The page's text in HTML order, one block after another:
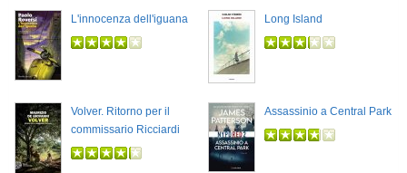
L'innocenza dell'iguana Long Island
Volver. Ritorno per il
commissario Ricciardi
Assassinio a Central Park